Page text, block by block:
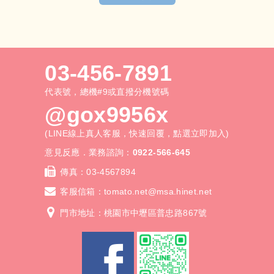
03-456-7891
代表號，總機#9或直撥分機號碼
@gox9956x
(LINE線上真人客服，快速回覆，點選立即加入)
意見反應．業務諮詢： 0922-566-645
傳真：03-4567894
客服信箱：tomato.net@msa.hinet.net
門市地址：桃園市中壢區普忠路867號